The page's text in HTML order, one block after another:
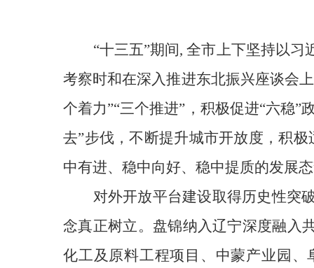
“十三五”期间, 全市上下坚持以
考察时和在深入推进东北振兴座谈会
个着力”“三个推进”，积极促进“六稳
去”步伐，不断提升城市开放度，积
中有进、稳中向好、稳中提质的发展
对外开放平台建设取得历史性突
念真正树立。 盘锦纳入辽宁深度融入
化工及原料工程项目 、中蒙产业园、